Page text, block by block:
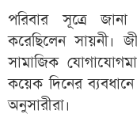
পরিবার সূত্রে জানা
করেছিলেন সায়নী।
সামাজিক
কয়েক দিনের
অনুসারীরা।